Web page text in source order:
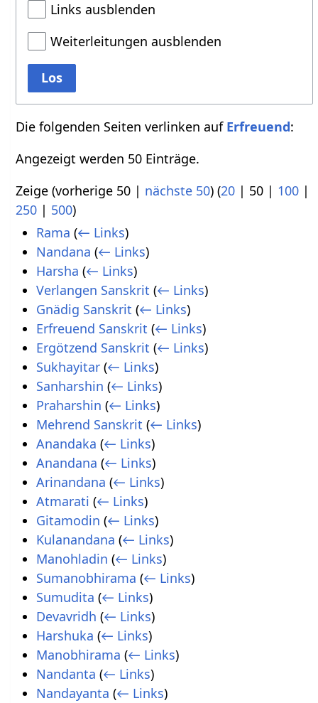
Links ausblenden
Weiterleitungen ausblenden
Los
Die folgenden Seiten verlinken auf Erfreuend:
Angezeigt werden 50 Einträge.
Zeige (vorherige 50 | nächste 50) (20 | 50 | 100 |
250 | 500)
Rama (← Links)
Nandana (← Links)
Harsha (← Links)
Verlangen Sanskrit (← Links)
Gnädig Sanskrit (← Links)
Erfreuend Sanskrit (← Links)
Ergötzend Sanskrit (← Links)
Sukhayitar (← Links)
Sanharshin (← Links)
Praharshin (← Links)
Mehrend Sanskrit (← Links)
Anandaka (← Links)
Anandana (← Links)
Arinandana (← Links)
Atmarati (← Links)
Gitamodin (← Links)
Kulanandana (← Links)
Manohladin (← Links)
Sumanobhirama (← Links)
Sumudita (← Links)
Devavridh (← Links)
Harshuka (← Links)
Manobhirama (← Links)
Nandanta (← Links)
Nandayanta (← Links)